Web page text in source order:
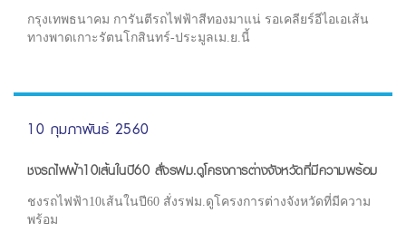
กรุงเทพธนาคม การันตีรถไฟฟ้าสีทองมาแน่ รอเคลียร์อีไอเอเส้น
ทางพาดเกาะรัตนโกสินทร์-ประมูลเม.ย.นี้
10 กุมภาพันธ์ 2560
ชงรถไฟฟ้า10เส้นในปี60 สั่งรฟม.ดูโครงการต่างจังหวัดที่มีความพร้อม
ชงรถไฟฟ้า10เส้นในปี60 สั่งรฟม.ดูโครงการต่างจังหวัดที่มีความ
พร้อม